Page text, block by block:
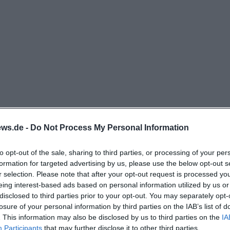
- Do Not Process My Personal Information
opt-out of the sale, sharing to third parties, or processing of your
for targeted advertising by us, please use the below opt-out
selection. Please note that after your opt-out request is processed
interest-based ads based on personal information utilized by us
to third parties prior to your opt-out. You may separately
of your personal information by third parties on the IAB’s list of
This information may also be disclosed by us to third parties on the
Participants that may further disclose it to other third parties.
dem Besuch einen eventartigen Charakter und
für regelmäßige Gäste interessant, die nicht nur
vor allem wichtig, dass die Öffnungszeiten des
nicht identisch sind und man den Aufenthalt je nach
abends anlegen kann. ([weidener-
opening-times))
Tickets
setzt die Weidener Thermenwelt auf